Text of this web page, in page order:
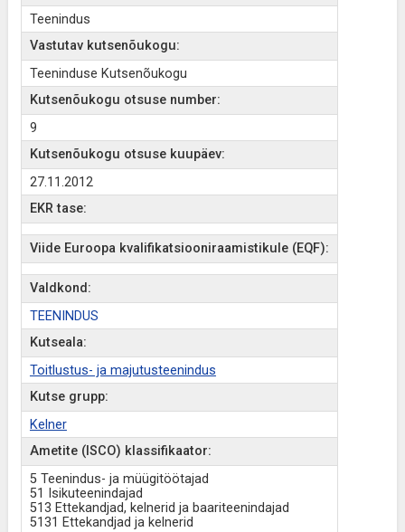
Teenindus
Vastutav kutsenõukogu:
Teeninduse Kutsenõukogu
Kutsenõukogu otsuse number:
9
Kutsenõukogu otsuse kuupäev:
27.11.2012
EKR tase:
Viide Euroopa kvalifikatsiooniraamistikule (EQF):
Valdkond:
TEENINDUS
Kutseala:
Toitlustus- ja majutusteenindus
Kutse grupp:
Kelner
Ametite (ISCO) klassifikaator:
5 Teenindus- ja müügitöötajad
51 Isikuteenindajad
513 Ettekandjad, kelnerid ja baariteenindajad
5131 Ettekandjad ja kelnerid